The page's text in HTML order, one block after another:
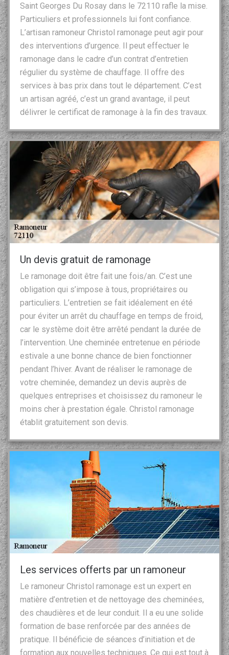
Saint Georges Du Rosay dans le 72110 rafle la mise.
Particuliers et professionnels lui font confiance.
L’artisan ramoneur Christol ramonage peut agir pour
des interventions d’urgence. Il peut effectuer le
ramonage dans le cadre d’un contrat d’entretien
régulier du système de chauffage. Il offre des
services à bas prix dans tout le département. C’est
un artisan agréé, c’est un grand avantage, il peut
délivrer le certificat de ramonage à la fin des travaux.
Un devis gratuit de ramonage
Le ramonage doit être fait une fois/an. C’est une
obligation qui s’impose à tous, propriétaires ou
particuliers. L’entretien se fait idéalement en été
pour éviter un arrêt du chauffage en temps de froid,
car le système doit être arrêté pendant la durée de
l’intervention. Une cheminée entretenue en période
estivale a une bonne chance de bien fonctionner
pendant l’hiver. Avant de réaliser le ramonage de
votre cheminée, demandez un devis auprès de
quelques entreprises et choisissez du ramoneur le
moins cher à prestation égale. Christol ramonage
établit gratuitement son devis.
Les services offerts par un ramoneur
Le ramoneur Christol ramonage est un expert en
matière d’entretien et de nettoyage des cheminées,
des chaudières et de leur conduit. Il a eu une solide
formation de base renforcée par des années de
pratique. Il bénéficie de séances d’initiation et de
formation aux nouvelles techniques. Ce qui est tout à